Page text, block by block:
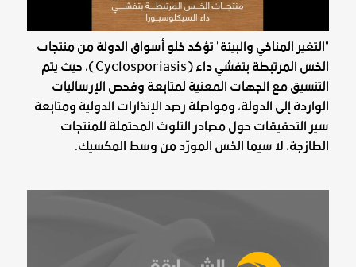
"التغير المناخي والبيئة" تؤكد خلو أسواق الدولة من منتجات
الخس المرتبطة بتفشي داء (Cyclosporiasis)، حيث يتم
التنسيق مع الجهات المعنية لمتابعة وفحص الإرساليات
الواردة إلى الدولة، ومواصلة رصد الإنذارات الدولية ومتابعة
سير التحقيقات حول مصادر التلوث المحتملة للمنتجات
الطازجة، لا سيما الخس المورّد من وسط المكسيك.